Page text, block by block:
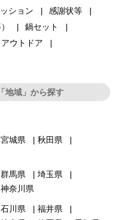
ション
感謝状等
鍋セット
ウトドア
地域」から探す
宮城県
秋田県
群馬県
埼玉県
神奈川県
石川県
福井県